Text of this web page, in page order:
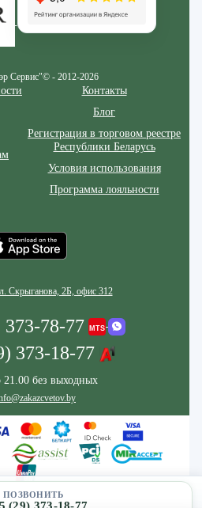
ПОЗВОНИТЬ
Сервис"© - 2012-2026
Контакты
Блог
Регистрация в торговом реестре
Республики Беларусь
Условия использования
Программа лояльности
Скрыганова, 2Б, офис 312
373-78-77
373-18-77
21.00 без выходных